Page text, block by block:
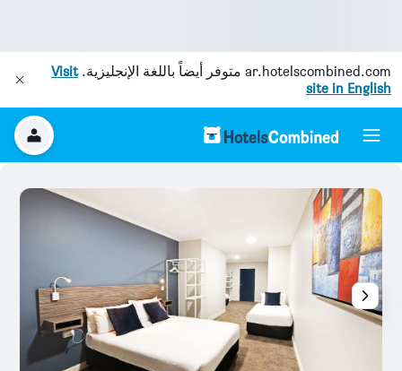
ar.hotelscombined.com متوفر أيضاً باللغة الإنجليزية.Visit
site in English